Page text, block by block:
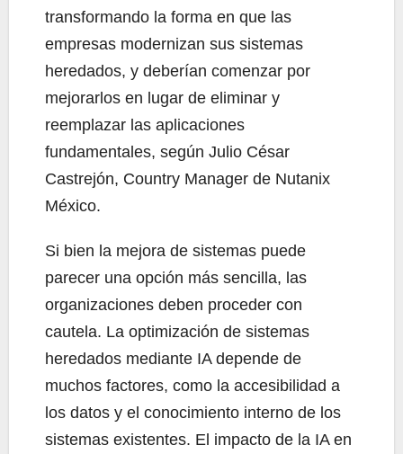
transformando la forma en que las
empresas modernizan sus sistemas
heredados, y deberían comenzar por
mejorarlos en lugar de eliminar y
reemplazar las aplicaciones
fundamentales, según Julio César
Castrejón, Country Manager de Nutanix
México.
Si bien la mejora de sistemas puede
parecer una opción más sencilla, las
organizaciones deben proceder con
cautela. La optimización de sistemas
heredados mediante IA depende de
muchos factores, como la accesibilidad a
los datos y el conocimiento interno de los
sistemas existentes. El impacto de la IA en